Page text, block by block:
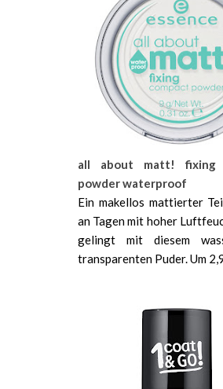
all about matt! fixing
powder waterproof
Ein makellos mattierter
an Tagen mit hoher
gelingt mit diesem
transparenten Puder. Um